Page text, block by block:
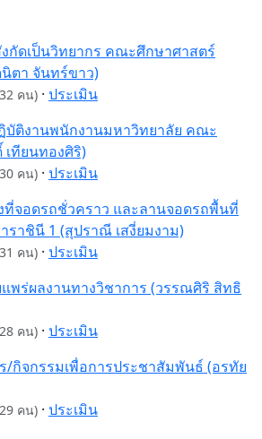
กัดเป็นวิทยากร คณะศึกษาศาสตร์
ตา จันทร์ขาว)
คน) · ประเมิน
บัติงานพนักงานมหาวิทยาลัย คณะ
ทียนทองศิริ)
คน) · ประเมิน
จอดรถชั่วคราว และลานจอดรถพื้นที่
ราชินี 1 (สุปราณี เสงี่ยมงาม)
คน) · ประเมิน
แพร่ผลงานทางวิชาการ (วรรณศิริ สิทธิ
คน) · ประเมิน
/กิจกรรมเพื่อการประชาสัมพันธ์ (อรทัย
คน) · ประเมิน